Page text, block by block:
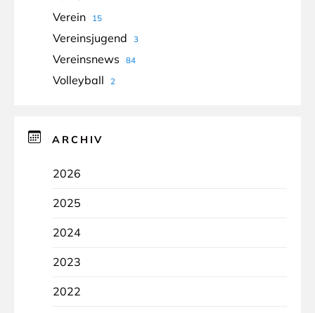
Verein 15
Vereinsjugend 3
Vereinsnews 84
Volleyball 2
ARCHIV
2026
2025
2024
2023
2022